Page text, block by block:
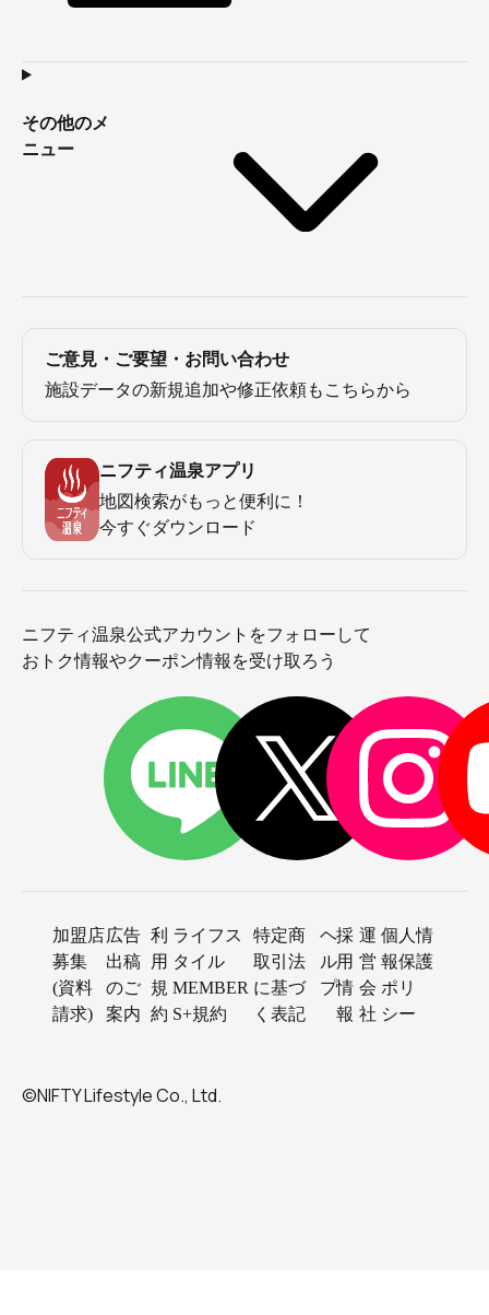
その他のメ
ニュー
ご意見・ご要望・お問い合わせ
施設データの新規追加や修正依頼もこちらから
ニフティ温泉アプリ
地図検索がもっと便利に！
今すぐダウンロード
ニフティ温泉公式アカウントをフォローして
おトク情報やクーポン情報を受け取ろう
加盟店
募集
(資料
請求)
広告
出稿
のご
案内
利
用
規
約
ライフス
タイル
MEMBER
S+規約
特定商
取引法
に基づ
く表記
ヘ
ル
プ
採
用
情
報
運
営
会
社
個人情
報保護
ポリ
シー
©NIFTY Lifestyle Co., Ltd.